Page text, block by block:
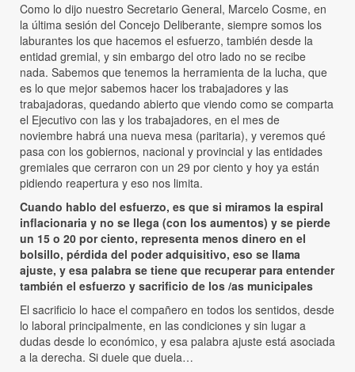
Como lo dijo nuestro Secretario General, Marcelo Cosme, en
la última sesión del Concejo Deliberante, siempre somos los
laburantes los que hacemos el esfuerzo, también desde la
entidad gremial, y sin embargo del otro lado no se recibe
nada. Sabemos que tenemos la herramienta de la lucha, que
es lo que mejor sabemos hacer los trabajadores y las
trabajadoras, quedando abierto que viendo como se comparta
el Ejecutivo con las y los trabajadores, en el mes de
noviembre habrá una nueva mesa (paritaria), y veremos qué
pasa con los gobiernos, nacional y provincial y las entidades
gremiales que cerraron con un 29 por ciento y hoy ya están
pidiendo reapertura y eso nos limita.
Cuando hablo del esfuerzo, es que si miramos la espiral
inflacionaria y no se llega (con los aumentos) y se pierde
un 15 o 20 por ciento, representa menos dinero en el
bolsillo, pérdida del poder adquisitivo, eso se llama
ajuste, y esa palabra se tiene que recuperar para entender
también el esfuerzo y sacrificio de los /as municipales
El sacrificio lo hace el compañero en todos los sentidos, desde
lo laboral principalmente, en las condiciones y sin lugar a
dudas desde lo económico, y esa palabra ajuste está asociada
a la derecha. Si duele que duela…